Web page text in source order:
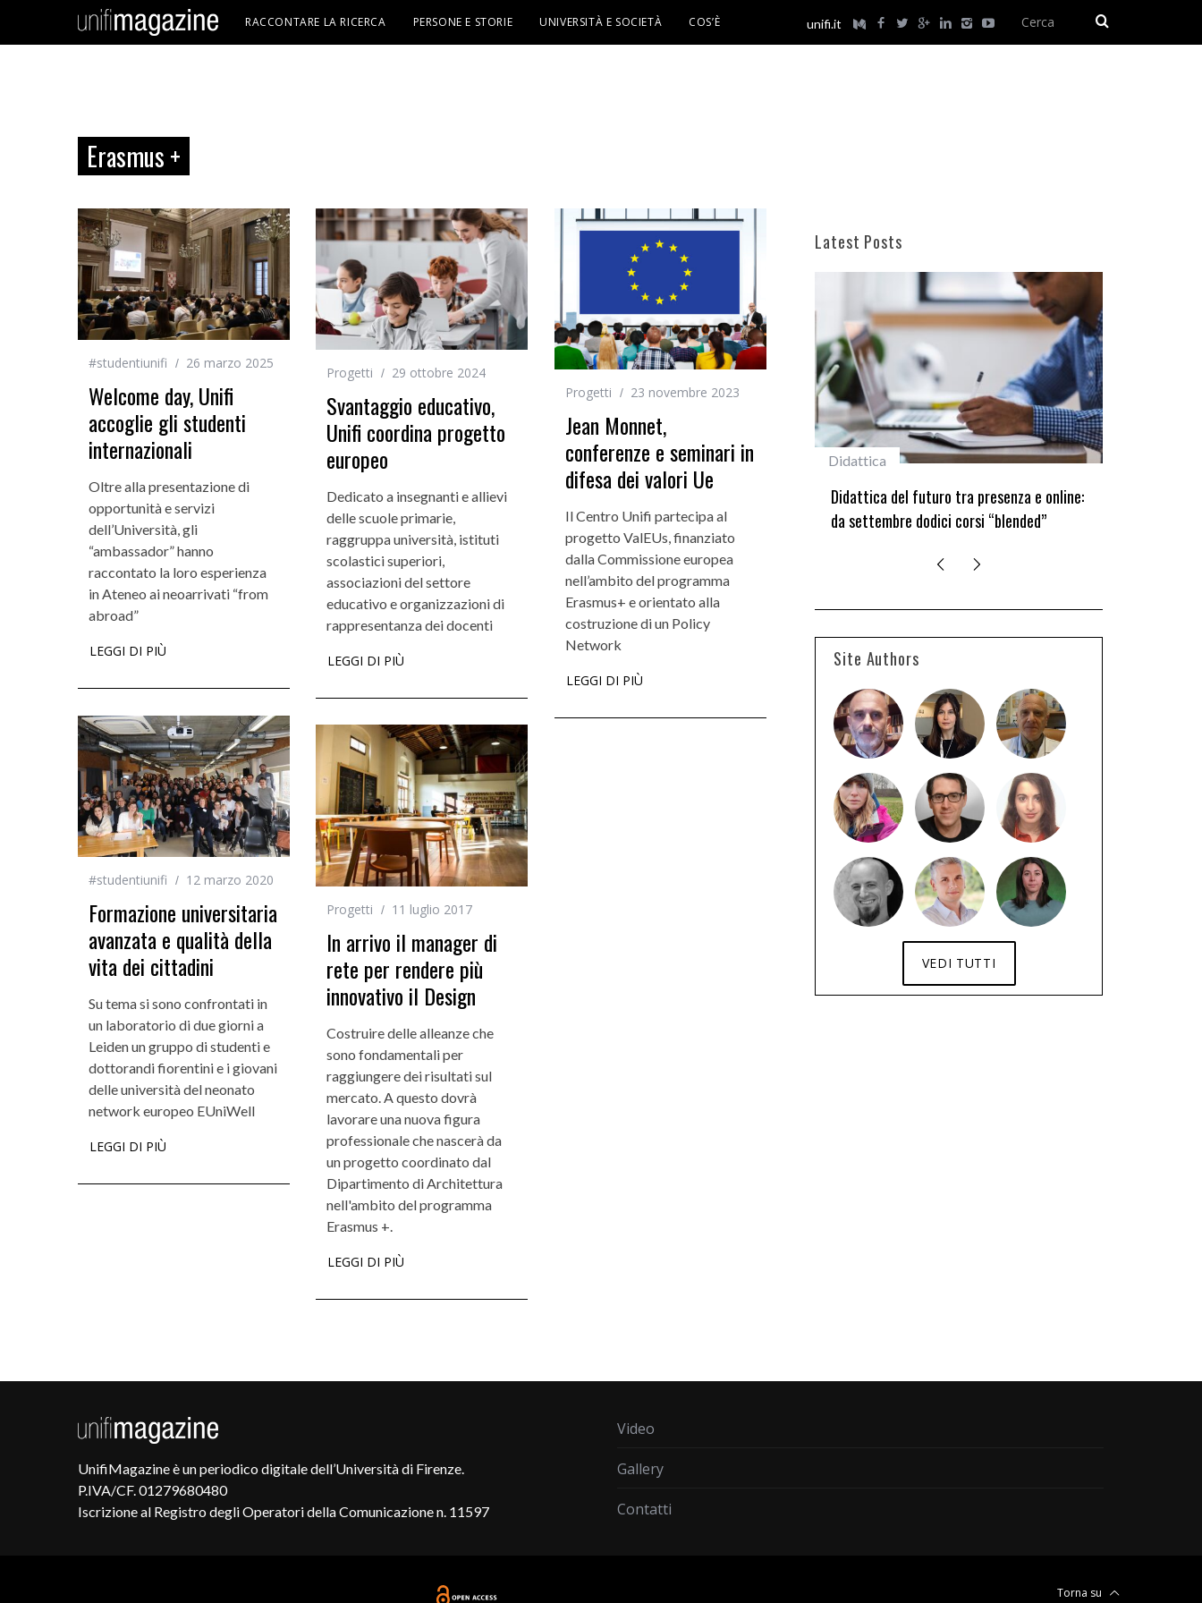
unifi.it
RACCONTARE LA RICERCA PERSONE E STORIE UNIVERSITÀ E SOCIETÀ COS’È
Erasmus +
#studentiunifi 26 marzo 2025
Welcome day, Unifi
accoglie gli studenti
internazionali
Oltre alla presentazione di
opportunità e servizi
dell’Università, gli
“ambassador” hanno
raccontato la loro esperienza
in Ateneo ai neoarrivati “from
abroad”
LEGGI DI PIÙ
Progetti 29 ottobre 2024
Svantaggio educativo,
Unifi coordina progetto
europeo
Dedicato a insegnanti e allievi
delle scuole primarie,
raggruppa università, istituti
scolastici superiori,
associazioni del settore
educativo e organizzazioni di
rappresentanza dei docenti
LEGGI DI PIÙ
Progetti 23 novembre 2023
Jean Monnet,
conferenze e seminari in
difesa dei valori Ue
Il Centro Unifi partecipa al
progetto ValEUs, finanziato
dalla Commissione europea
nell’ambito del programma
Erasmus+ e orientato alla
costruzione di un Policy
Network
LEGGI DI PIÙ
#studentiunifi 12 marzo 2020
Formazione universitaria
avanzata e qualità della
vita dei cittadini
Su tema si sono confrontati in
un laboratorio di due giorni a
Leiden un gruppo di studenti e
dottorandi fiorentini e i giovani
delle università del neonato
network europeo EUniWell
LEGGI DI PIÙ
Progetti 11 luglio 2017
In arrivo il manager di
rete per rendere più
innovativo il Design
Costruire delle alleanze che
sono fondamentali per
raggiungere dei risultati sul
mercato. A questo dovrà
lavorare una nuova figura
professionale che nascerà da
un progetto coordinato dal
Dipartimento di Architettura
nell'ambito del programma
Erasmus +.
LEGGI DI PIÙ
Latest Posts
Incarichi e riconoscimenti
Quando la robotica ascolta la voce dei
Didattica del futuro tra presenza e online:
da settembre dodici corsi “blended”
#studentiunifi
Laureata Unifi
Site Authors
VEDI TUTTI
UnifiMagazine è un periodico digitale dell’Università di Firenze.
P.IVA/CF. 01279680480
Iscrizione al Registro degli Operatori della Comunicazione n. 11597
Video
Gallery
Contatti
Torna su